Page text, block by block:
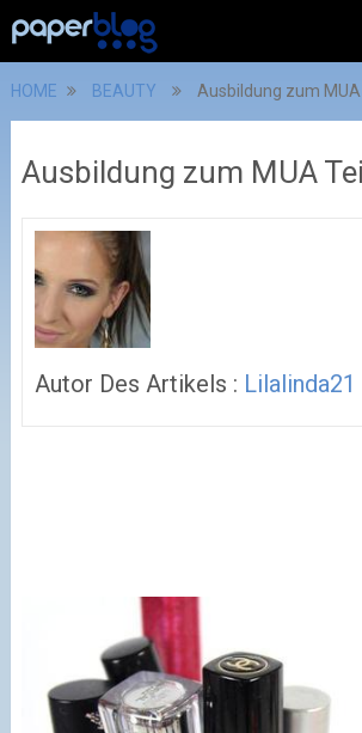
HOME BEAUTY Ausbildung zum MUA
Ausbildung zum MUA
Autor Des Artikels : Lilalinda21